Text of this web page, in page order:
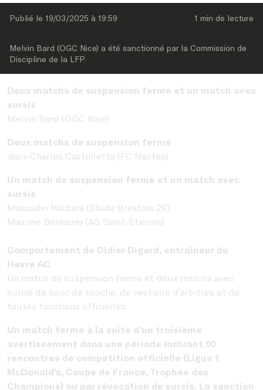
Publié le 19/03/2025 à 19:59 1 min de lecture
Melvin Bard (OGC Nice) a été sanctionné par la Commission de
Discipline de la LFP.
Deux matchs de suspension ferme et un match avec
sursis
Melvin Bard (OGC Nice)
Deux matchs de suspension ferme
Jean-Charles Castelletto (FC Nantes)
Un match de suspension ferme et un match avec
sursis
Massadio Haïdara (Stade Brestois 29)
Maxime Bernauer (AS Saint-Étienne)
Comportement de Didier Digard, entraîneur du
Havre AC
Un match de suspension ferme et deux matchs avec
sursis de banc de touche, de vestiaire d’arbitres et de
toutes fonctions officielles.
Un match ferme à la suite d’un troisième
avertissement dans une période incluant 10
rencontres de compétition officielle (Ligue 1
McDonald’s, Coupe de France, Trophée des
Champions) ou par révocation du sursis. La sanction